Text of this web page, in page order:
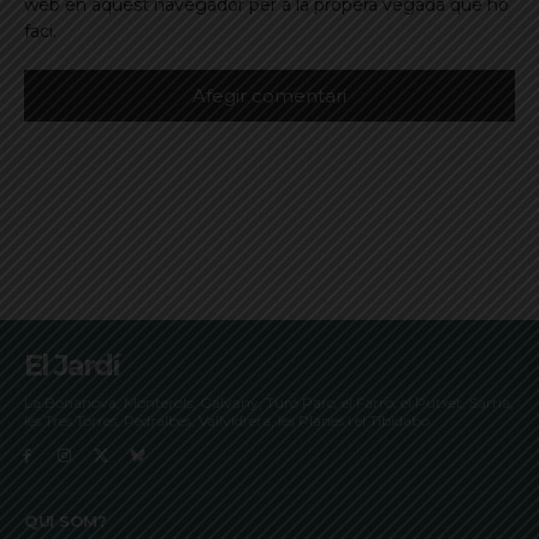
faci.
El Jardí
La Bonanova, Monterols, Galvany, Turó Parc, el Farró, el Putxet, Sarrià,
les Tres Torres, Pedralbes, Vallvidrera, les Planes i el Tibidabo
QUI SOM?